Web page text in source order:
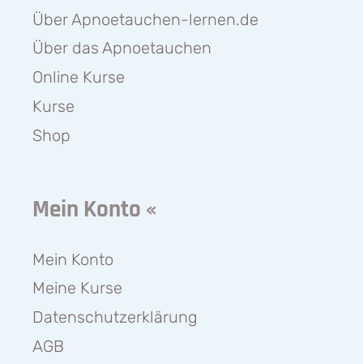
Über Apnoetauchen-lernen.de
Über das Apnoetauchen
Online Kurse
Kurse
Shop
Mein Konto «
Mein Konto
Meine Kurse
Datenschutzerklärung
AGB